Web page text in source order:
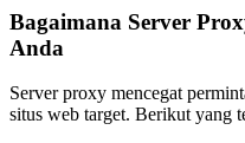
Bagaimana Server
Anda
Server proxy mencegat
situs web target. Berikut yang